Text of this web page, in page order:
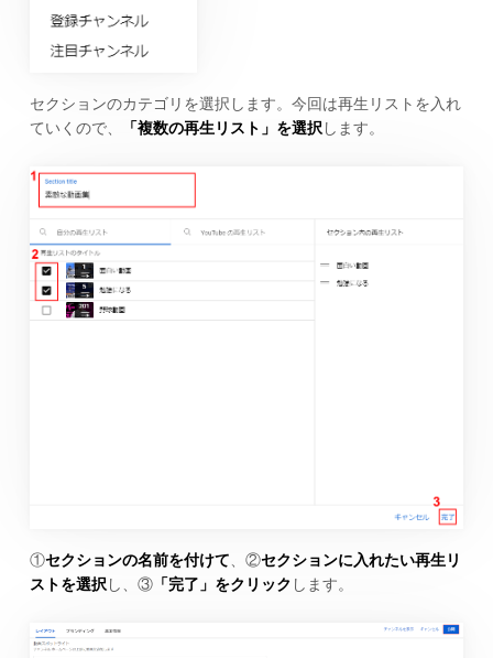
セクションのカテゴリを選択します。今回は再生リストを入れ
ていくので、
「複数の再生リスト」を選択 します。
①セクションの名前を付けて 、②セクションに入れたい再生リ
ストを選択 し、③「完了」をクリック します。